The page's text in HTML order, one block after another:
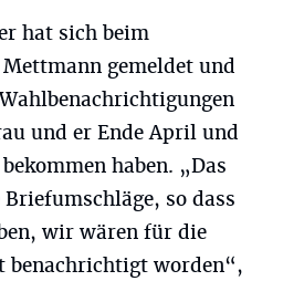
hat sich beim
gemeldet und
und er Ende April und
haben. „Das
so dass
wir wären für die
benachrichtigt worden“,